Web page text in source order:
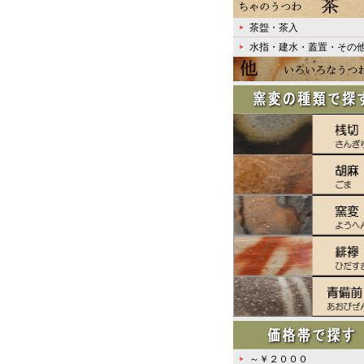
茶盌・茶入
水指・建水・蓋置・その
～￥２０００